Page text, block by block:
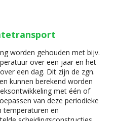
worden gehouden met bijv.
over een jaar en het
een dag. Dit zijn de zgn.
kunnen berekend worden
met één of
van deze periodieke
temperaturen en